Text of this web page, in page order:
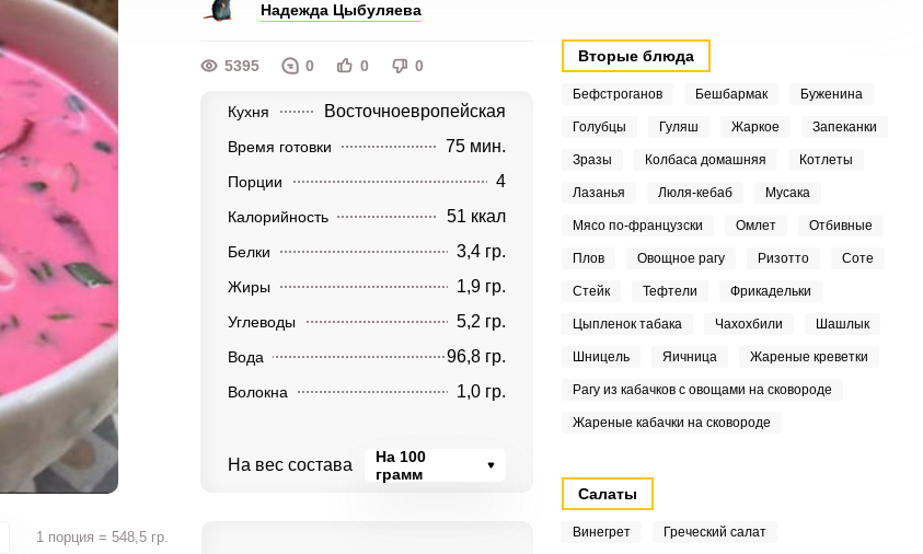
Надежда Цыбуляева
5395 0 0 0
Кухня Восточноевропейская
Время готовки 75 мин.
Порции 4
Калорийность 51 ккал
Белки 3,4 гр.
Жиры 1,9 гр.
Углеводы 5,2 гр.
Вода 96,8 гр.
Волокна 1,0 гр.
На вес состава
На 100
грамм
1 порция = 548,5 гр.
Вторые блюда
Бефстроганов Бешбармак Буженина
Голубцы Гуляш Жаркое Запеканки
Зразы Колбаса домашняя Котлеты
Лазанья Люля-кебаб Мусака
Мясо по-французски Омлет Отбивные
Плов Овощное рагу Ризотто Соте
Стейк Тефтели Фрикадельки
Цыпленок табака Чахохбили Шашлык
Шницель Яичница Жареные креветки
Рагу из кабачков с овощами на сковороде
Жареные кабачки на сковороде
Салаты
Винегрет Греческий салат